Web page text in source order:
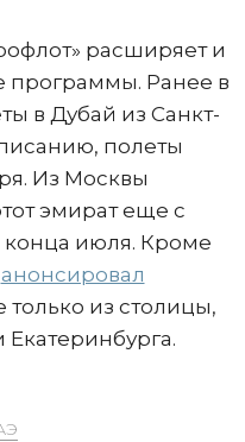
расширяет и
программы. Ранее в
в Дубай из Санкт-
полеты
Из Москвы
эмират еще с
конца июля. Кроме
анонсировал
из столицы,